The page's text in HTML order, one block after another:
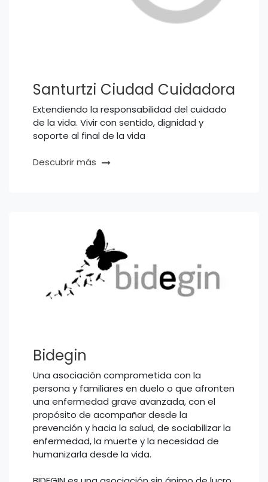
Santurtzi Ciudad Cuidadora
Extendiendo la responsabilidad del cuidado
de la vida. Vivir con sentido, dignidad y
soporte al final de la vida
Descubrir más
Bidegin
Una asociación comprometida con la
persona y familiares en duelo o que afronten
una enfermedad grave avanzada, con el
propósito de acompañar desde la
prevención y hacia la salud, de sociabilizar la
enfermedad, la muerte y la necesidad de
humanizarla desde la vida.